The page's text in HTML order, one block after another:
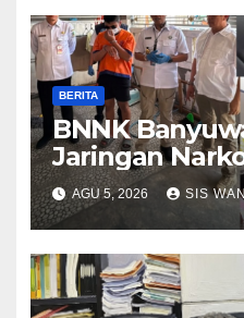
BERITA
BNNK
Jaringan
Bali
AGU 5, 2026 SIS